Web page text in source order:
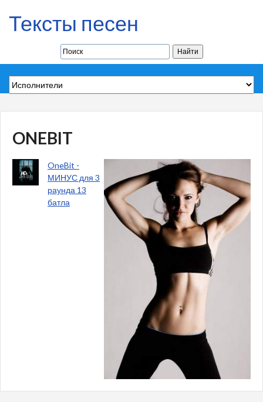
Тексты песен
ONEBIT
OneBit -
МИНУС для 3
раунда 13
батла